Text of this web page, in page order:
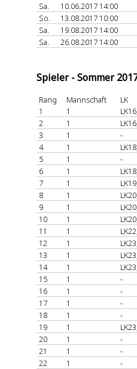
Sa.
10.06.2017 14:00
So.
13.08.2017 10:00
Sa.
19.08.2017 14:00
Sa.
26.08.2017 14:00
Spieler - Sommer
Rang Mannschaft
LK
1
1
2
1
3
1
-
4
1
5
1
-
6
1
7
1
8
1
9
1
10
1
11
1
12
1
13
1
14
1
15
1
-
16
1
-
17
1
-
18
1
-
19
1
20
1
-
21
1
-
22
1 -